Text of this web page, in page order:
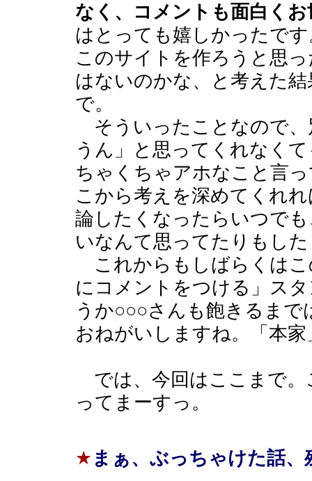
なく、コメントも面白く
はとっても嬉しかったで
このサイトを作ろうと思
はないのかな、と考えた
で。
そういったことなので、
うん」と思ってくれなく
ちゃくちゃアホなこと言
こから考えを深めてくれ
論したくなったらいつで
いなんて思ってたりもし
これからもしばらくはこ
にコメントをつける」ス
うか○○○さんも飽きるま
おねがいしますね。「本
では、今回はここまで。
ってまーすっ。
★ まぁ、ぶっちゃけた話